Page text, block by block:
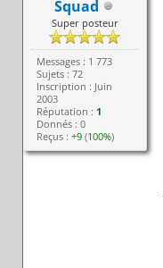
Squad
Super posteur
Messages : 1 773
Sujets : 72
Inscription : Juin
2003
Réputation : 1
Donnés : 0
Reçus :+9 (100%)